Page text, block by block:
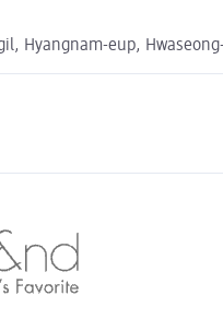
gil, Hyangnam-eup,